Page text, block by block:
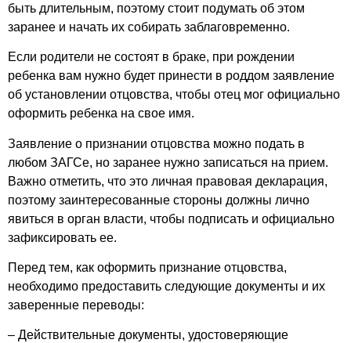
быть длительным, поэтому стоит подумать об этом
заранее и начать их собирать заблаговременно.
Если родители не состоят в браке, при рождении
ребенка вам нужно будет принести в роддом заявление
об установлении отцовства, чтобы отец мог официально
оформить ребенка на свое имя.
Заявление о признании отцовства можно подать в
любом ЗАГСе, но заранее нужно записаться на прием.
Важно отметить, что это личная правовая декларация,
поэтому заинтересованные стороны должны лично
явиться в орган власти, чтобы подписать и официально
зафиксировать ее.
Перед тем, как оформить признание отцовства,
необходимо предоставить следующие документы и их
заверенные переводы:
– Действительные документы, удостоверяющие